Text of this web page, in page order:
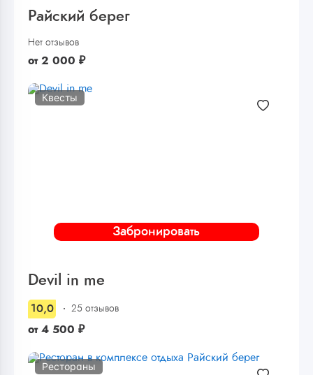
Райский берег
Нет отзывов
от 2 000 ₽
Забронировать
Квесты
Devil in me
10,0 25 отзывов
от 4 500 ₽
Рестораны